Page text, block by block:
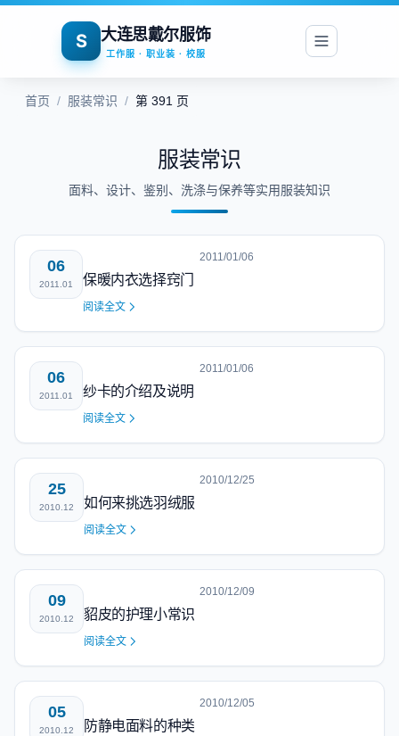
S 大连思戴尔服饰
工作服 · 职业装 · 校服
首页 / 服装常识 / 第 391 页
服装常识
面料、设计、鉴别、洗涤与保养等实用服装知识
06
2011.01
2011/01/06
保暖内衣选择窍门
阅读全文
06
2011.01
2011/01/06
纱卡的介绍及说明
阅读全文
25
2010.12
2010/12/25
如何来挑选羽绒服
阅读全文
09
2010.12
2010/12/09
貂皮的护理小常识
阅读全文
05
2010.12
2010/12/05
防静电面料的种类